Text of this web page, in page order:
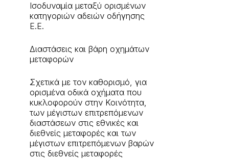
Ισοδυναμία μεταξύ ορισμένων
κατηγοριών αδειών οδήγησης
E.E.
Διαστάσεις και βάρη οχημάτων
μεταφορών
Σχετικά με τον καθορισμό, για
ορισμένα οδικά οχήματα που
κυκλοφορούν στην Κοινότητα,
των μέγιστων επιτρεπόμενων
διαστάσεων στις εθνικές και
διεθνείς μεταφορές και των
μέγιστων επιτρεπόμενων βαρών
στις διεθνείς μεταφορές